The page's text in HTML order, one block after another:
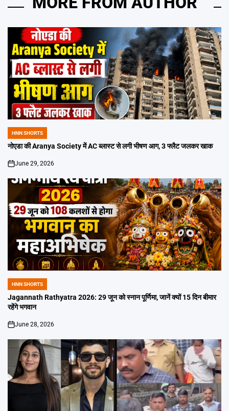
POSTED
IN
HNN SHORTS
नोएडा की Aranya Society में AC ब्लास्ट से लगी भीषण आग, 3 फ्लैट जलकर खाक
on
June 29, 2026
POSTED
IN
HNN SHORTS
Jagannath Rathyatra 2026: 29 जून को स्नान पूर्णिमा, जानें क्यों 15 दिन बीमार
रहेंगे भगवान
on
June 28, 2026